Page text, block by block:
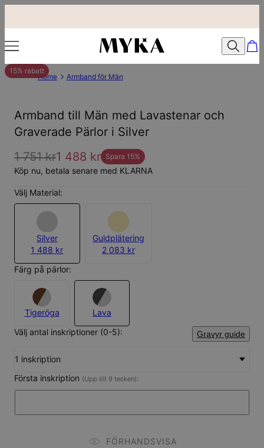
15% rabatt
Home Armband för Män
Armband till Män med Lavastenar och
Graverade Pärlor i Silver
1 751 kr1 488 kr Spara 15%
Köp nu, betala senare med KLARNA
Välj Material:
Silver
1 488 kr
Guldplätering
2 083 kr
Färg på pärlor:
Tigeröga
Lava
Välj antal inskriptioner (0-5):
Gravyr guide
1 inskription
Första inskription (Upp till 9 tecken):
FÖRHANDSVISA